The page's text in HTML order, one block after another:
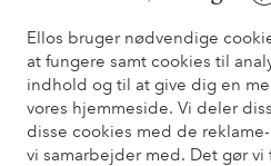
Ellos bruger nødvendige
at fungere samt cookies til
indhold og til at give dig en
vores hjemmeside. Vi deler
disse cookies med de
vi samarbejder med. Det gør vi
Har du brug for hjælp?
Du kan finde svar på de oftest
Du kan også finde oplysninger